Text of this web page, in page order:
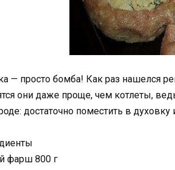
— просто бомба! Как раз нашелся
они даже проще, чем котлеты,
достаточно поместить в
фарш 800 г